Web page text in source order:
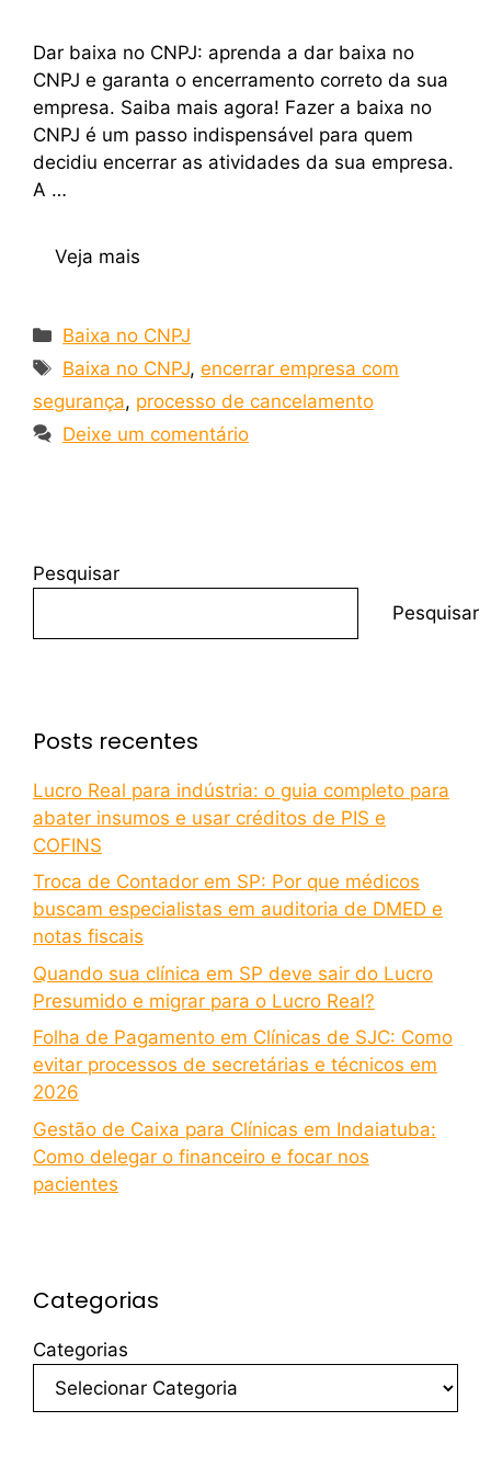
Dar baixa no CNPJ: aprenda a dar baixa no
CNPJ e garanta o encerramento correto da sua
empresa. Saiba mais agora! Fazer a baixa no
CNPJ é um passo indispensável para quem
decidiu encerrar as atividades da sua empresa.
A …
Veja mais
Baixa no CNPJ
Baixa no CNPJ,encerrar empresa com
segurança, processo de cancelamento
Deixe um comentário
Pesquisar
Pesquisar
Posts recentes
Lucro Real para indústria: o guia completo para
abater insumos e usar créditos de PIS e
COFINS
Troca de Contador em SP: Por que médicos
buscam especialistas em auditoria de DMED e
notas fiscais
Quando sua clínica em SP deve sair do Lucro
Presumido e migrar para o Lucro Real?
Folha de Pagamento em Clínicas de SJC: Como
evitar processos de secretárias e técnicos em
2026
Gestão de Caixa para Clínicas em Indaiatuba:
Como delegar o financeiro e focar nos
pacientes
Categorias
Categorias